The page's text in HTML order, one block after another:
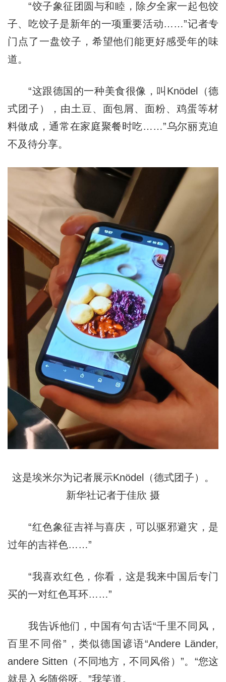
“饺子象征团圆与和睦，除夕全家一起包饺
子、吃饺子是新年的一项重要活动……”记者专
门点了一盘饺子，希望他们能更好感受年的味
道。
“这跟德国的一种美食很像，叫Knödel（德
式团子），由土豆、面包屑、面粉、鸡蛋等材
料做成，通常在家庭聚餐时吃……”乌尔丽克迫
不及待分享。
这是埃米尔为记者展示Knödel（德式团子）。
新华社记者于佳欣 摄
“红色象征吉祥与喜庆，可以驱邪避灾，是
过年的吉祥色……”
“我喜欢红色，你看，这是我来中国后专门
买的一对红色耳环……”
我告诉他们，中国有句古话“千里不同风，
百里不同俗”，类似德国谚语“Andere Länder,
andere Sitten（不同地方，不同风俗）”。“您这
就是入乡随俗呀。”我笑道。